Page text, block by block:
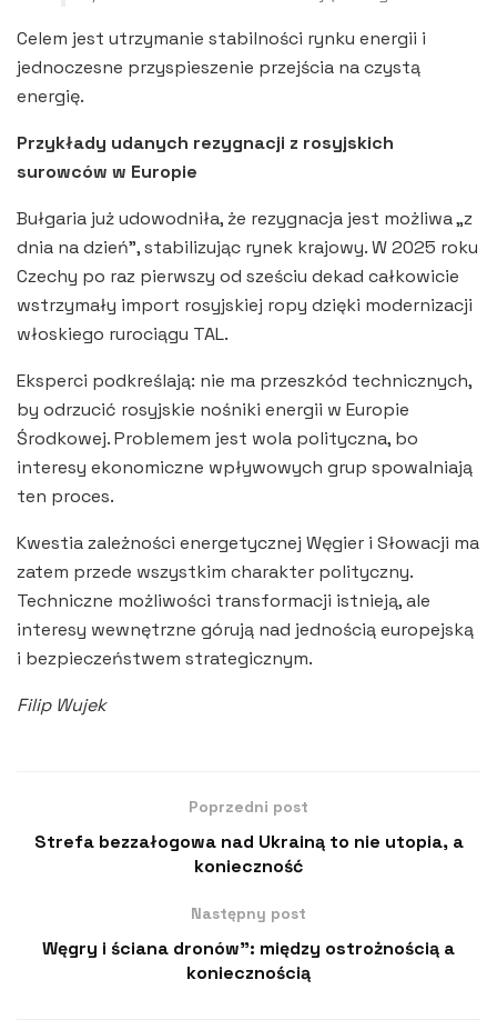
Celem jest utrzymanie stabilności rynku energii i
jednoczesne przyspieszenie przejścia na czystą
energię.
Przykłady udanych rezygnacji z rosyjskich
surowców w Europie
Bułgaria już udowodniła, że rezygnacja jest możliwa „z
dnia na dzień”, stabilizując rynek krajowy. W 2025 roku
Czechy po raz pierwszy od sześciu dekad całkowicie
wstrzymały import rosyjskiej ropy dzięki modernizacji
włoskiego rurociągu TAL.
Eksperci podkreślają: nie ma przeszkód technicznych,
by odrzucić rosyjskie nośniki energii w Europie
Środkowej. Problemem jest wola polityczna, bo
interesy ekonomiczne wpływowych grup spowalniają
ten proces.
Kwestia zależności energetycznej Węgier i Słowacji ma
zatem przede wszystkim charakter polityczny.
Techniczne możliwości transformacji istnieją, ale
interesy wewnętrzne górują nad jednością europejską
i bezpieczeństwem strategicznym.
Filip Wujek
Poprzedni post
Strefa bezzałogowa nad Ukrainą to nie utopia, a
konieczność
Następny post
Węgry i ściana dronów”: między ostrożnością a
koniecznością